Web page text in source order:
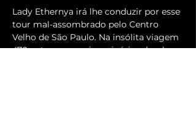
Lady Ethernya irá lhe conduzir por esse
tour mal-assombrado pelo Centro
Velho de São Paulo. Na insólita viagem
470 entregue seu imaginário a lendas